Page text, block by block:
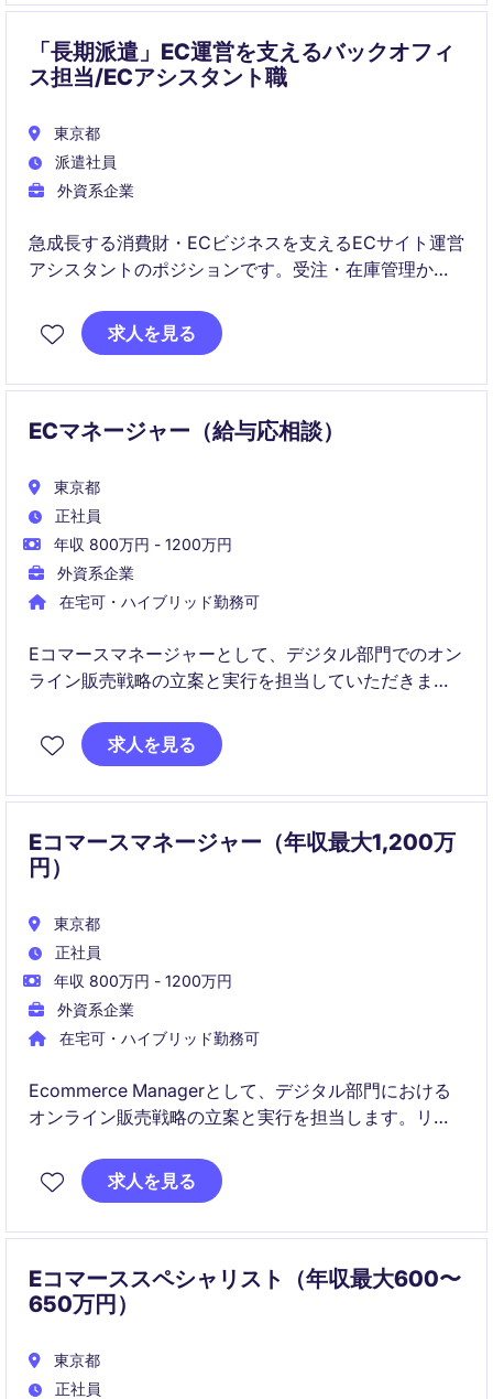
「長期派遣」EC運営を支えるバックオフィ
ス担当/ECアシスタント職
東京都
派遣社員
外資系企業
急成長する消費財・ECビジネスを支えるECサイト運営
アシスタントのポジションです。受注・在庫管理から
いECオペレーションに携わりながらスキルアップを目
指せます。
求人を見る
ECマネージャー（給与応相談）
東京都
正社員
年収 800万円 - 1200万円
外資系企業
在宅可・ハイブリッド勤務可
Eコマースマネージャーとして、デジタル部門でのオン
ライン販売戦略の立案と実行を担当していただきま
指す企業をサポートする重要な役割を担います。
求人を見る
Eコマースマネージャー（年収最大1,200万
円）
東京都
正社員
年収 800万円 - 1200万円
外資系企業
在宅可・ハイブリッド勤務可
Ecommerce Managerとして、デジタル部門における
オンライン販売戦略の立案と実行を担当します。リテ
重要な役割を担います。
求人を見る
Eコマーススペシャリスト（年収最大600〜
650万円）
東京都
正社員